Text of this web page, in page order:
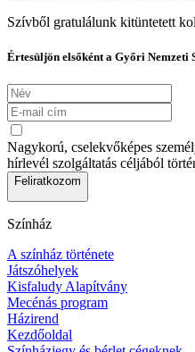
Szívből gratulálunk kitüntetett
Értesüljön elsőként a Győri Nemzeti
Nagykorú, cselekvőképes
hírlevél szolgáltatás céljából
Feliratkozom
Színház
A színház története
Játszóhelyek
Kisfaludy Alapítvány
Mecénás program
Házirend
Kezdőoldal